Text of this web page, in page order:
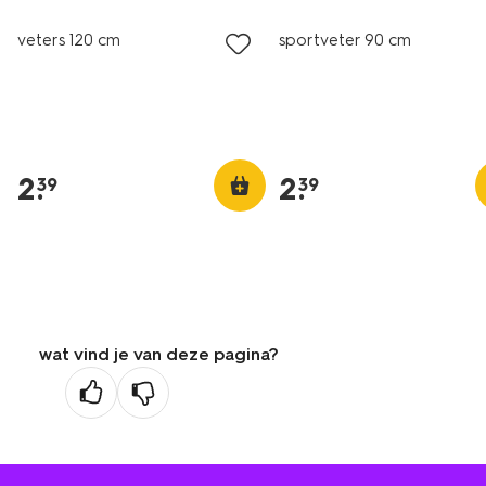
veters 120 cm
2.
39
sportveter 90 cm
2.
39
wat vind je van deze pagina?